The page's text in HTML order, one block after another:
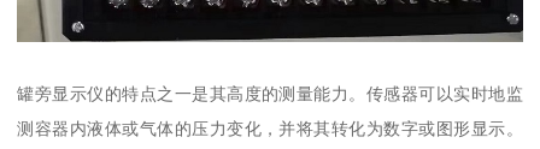
罐旁显示仪的特点之一是其高度的测量能力。传感器可以实时地监
测容器内液体或气体的压力变化，并将其转化为数字或图形显示。